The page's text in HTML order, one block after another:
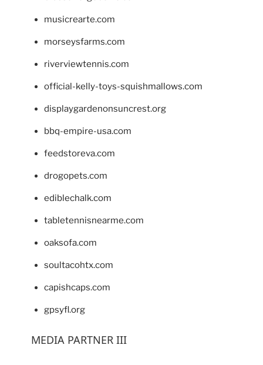
musicrearte.com
morseysfarms.com
riverviewtennis.com
official-kelly-toys-squishmallows.com
displaygardenonsuncrest.org
bbq-empire-usa.com
feedstoreva.com
drogopets.com
ediblechalk.com
tabletennisnearme.com
oaksofa.com
soultacohtx.com
capishcaps.com
gpsyfl.org
MEDIA PARTNER III